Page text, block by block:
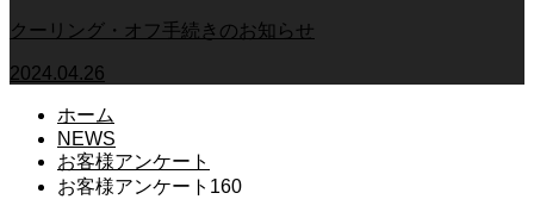
クーリング・オフ手続きのお知らせ
2024.04.26
ホーム
NEWS
お客様アンケート
お客様アンケート160